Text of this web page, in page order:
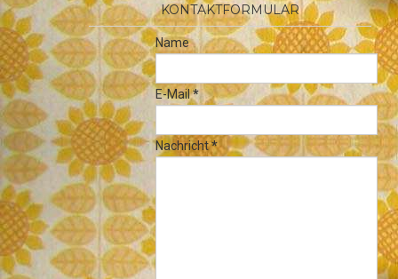
KONTAKTFORMULAR
Name
E-Mail*
Nachricht*